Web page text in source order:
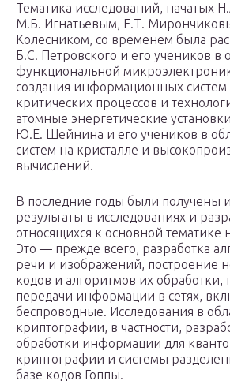
Тематика исследований, начатых
М.Б. Игнатьевым, Е.Т.
Колесником, со временем была
Б.С. Петровского и его учеников в
функциональной
создания информационных систем
критических процессов и
атомные энергетические
Ю.Е. Шейнина и его учеников в
систем на кристалле и
вычислений.
В последние годы были получены
результаты в исследованиях и
относящихся к основной
Это — прежде всего, разработка
речи и изображений, построение
кодов и алгоритмов их обработки,
передачи информации в сетях,
беспроводные. Исследования в
криптографии, в частности,
обработки информации для
криптографии и системы
базе кодов Гоппы.